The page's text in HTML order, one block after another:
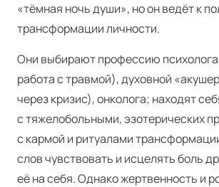
«тёмная ночь души», но он ведёт к
трансформации личности.
Они выбирают профессию
работа с травмой), духовной
через кризис), онколога; находят
с тяжелобольными, эзотерических
с кармой и ритуалами
слов чувствовать и исцелять боль
её на себя. Однако жертвенность и